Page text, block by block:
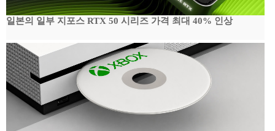
일본의 일부 지포스 RTX 50 시리즈 가격 최대 40% 인상